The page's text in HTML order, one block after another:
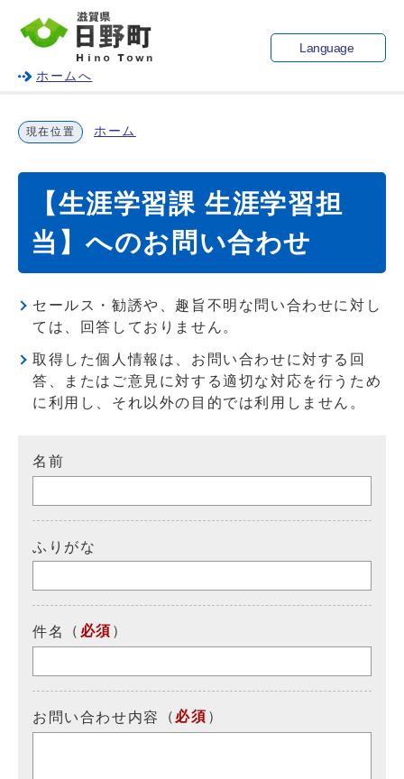
ホームへ
Language
現在位置 ホーム
【生涯学習課 生涯学習担
当】へのお問い合わせ
セールス・勧誘や、趣旨不明な問い合わせに対し
ては、回答しておりません。
取得した個人情報は、お問い合わせに対する回
答、またはご意見に対する適切な対応を行うため
に利用し、それ以外の目的では利用しません。
名前
ふりがな
件名 （ 必須 ）
お問い合わせ内容 （ 必須 ）